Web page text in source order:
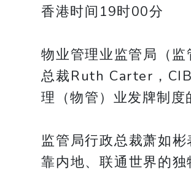
香港时间19时00分
物业管理业监管局（
总裁Ruth Carter，
理（物管）业发牌制度
监管局行政总裁萧如
靠内地、联通世界的